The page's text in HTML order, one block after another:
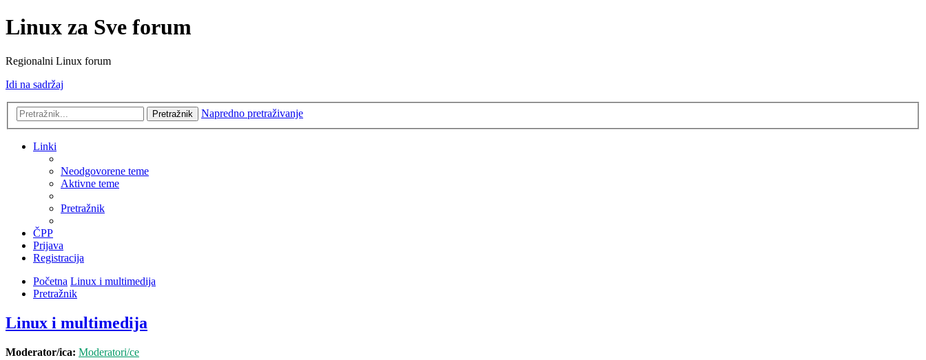
Linux za Sve forum
Regionalni Linux forum
Idi na sadržaj
Pretražnik Napredno pretraživanje
Linki
Neodgovorene teme
Aktivne teme
Pretražnik
ČPP
Prijava
Registracija
Početna Linux i multimedija
Pretražnik
Linux i multimedija
Moderator/ica: Moderatori/ce